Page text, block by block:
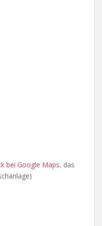
bei Google Maps, das